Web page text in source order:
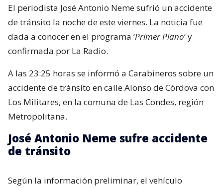
El periodista José Antonio Neme sufrió un accidente
de tránsito la noche de este viernes. La noticia fue
dada a conocer en el programa ‘Primer Plano‘ y
confirmada por La Radio.
A las 23:25 horas se informó a Carabineros sobre un
accidente de tránsito en calle Alonso de Córdova con
Los Militares, en la comuna de Las Condes, región
Metropolitana.
José Antonio Neme sufre accidente
de tránsito
Según la información preliminar, el vehículo